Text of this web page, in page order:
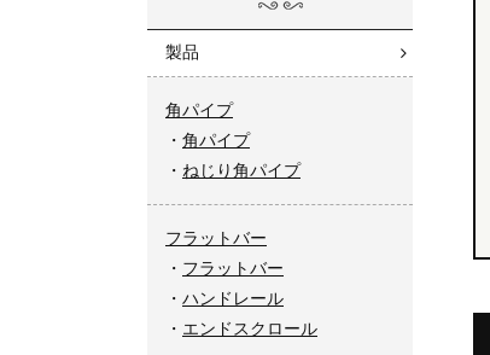
製品
角パイプ
角パイプ
ねじり角パイプ
フラットバー
フラットバー
ハンドレール
エンドスクロール